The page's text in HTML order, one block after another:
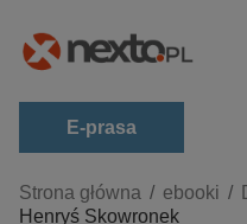
E-prasa
Kategorie
Strona główna ebooki
Henryś Skowronek